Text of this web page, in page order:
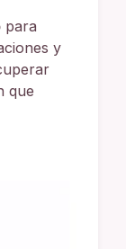
para
y
que